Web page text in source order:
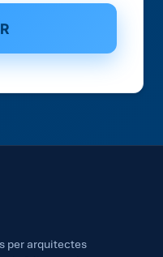
per arquitectes